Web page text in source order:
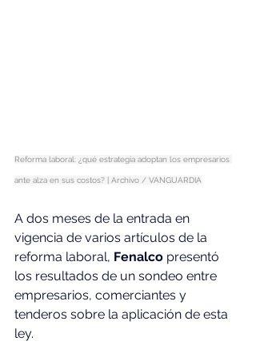
Reforma laboral: ¿qué estrategia adoptan los empresarios
ante alza en sus costos? | Archivo / VANGUARDIA
A dos meses de la entrada en
vigencia de varios artículos de la
reforma laboral, Fenalco presentó
los resultados de un sondeo entre
empresarios, comerciantes y
tenderos sobre la aplicación de esta
ley.